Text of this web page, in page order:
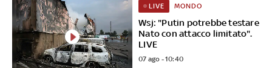
Wsj: "Putin potrebbe testare
Nato con attacco limitato".
LIVE
LIVE MONDO
07 ago - 10:40